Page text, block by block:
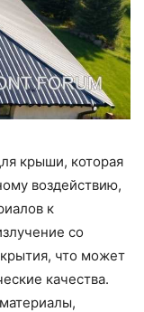
крыши, которая
воздействию,
к
со
что может
качества.